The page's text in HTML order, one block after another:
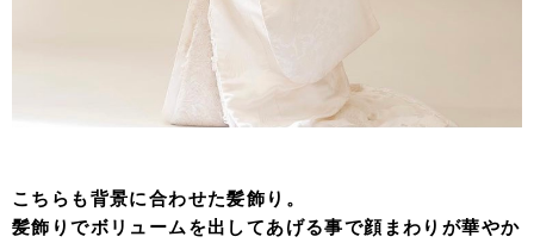
こちらも背景に合わせた髪飾り。
髪飾りでボリュームを出してあげる事で顔まわりが華やか